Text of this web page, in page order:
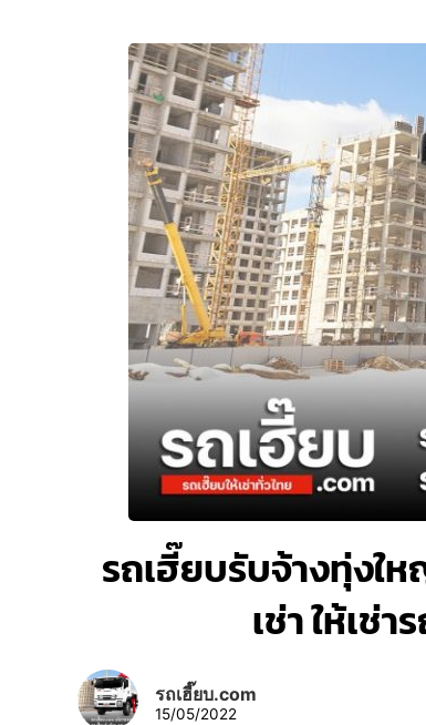
รถเฮี๊ยบรับจ้างทุ่งใ
เช่า ให้เช่
รถเฮี๊ยบ.com
15/05/2022